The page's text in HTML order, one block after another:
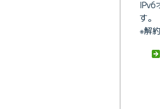
IPv6
す。
※解